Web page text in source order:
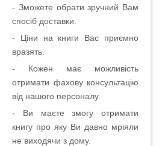
- Зможете обрати зручний Вам
спосіб доставки.
- Ціни на книги Вас приємно
вразять.
- Кожен має можливість
отримати фахову консультацію
від нашого персоналу.
- Ви маєте змогу отримати
книгу про яку Ви давно мріяли
не виходячи з дому.